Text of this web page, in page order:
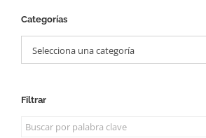
Categorías
Selecciona una categoría
Filtrar